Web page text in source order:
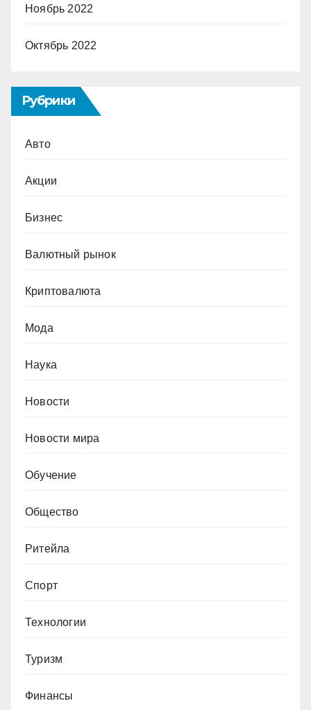
Ноябрь 2022
Октябрь 2022
Рубрики
Авто
Акции
Бизнес
Валютный рынок
Криптовалюта
Мода
Наука
Новости
Новости мира
Обучение
Общество
Ритейла
Спорт
Технологии
Туризм
Финансы